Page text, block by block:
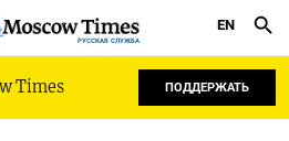
РУССКАЯ СЛУЖБА
EN
Times ПОДДЕРЖАТЬ